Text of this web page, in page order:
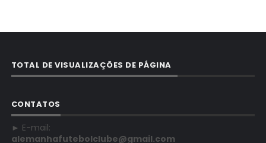
TOTAL DE VISUALIZAÇÕES DE PÁGINA
CONTATOS
► E-mail:
alemanhafutebolclube@gmail.com